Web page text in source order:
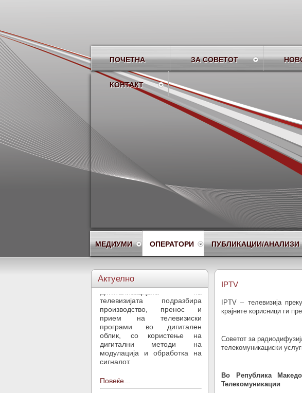
ПОЧЕТНА ЗА СОВЕТОТ
КОНТАКТ
МЕДИУМИ ОПЕРАТОРИ ПУБЛИКАЦИИ/АНАЛИЗИ
IPTV
IPTV – телевизија
крајните корисници ги
Советот за
телекомуникациски
Во Република
Телекомуникации
Актуелно
НА ТЕЛЕВИЗИЈАТА?
Дигитализацијата на
телевизијата подразбира
производство, пренос и
прием на телевизиски
програми во дигитален
облик, со користење на
дигитални методи на
модулација и обработка на
сигналот.
ЗОШТО ДИГИТАЛИЗАЦИЈА?